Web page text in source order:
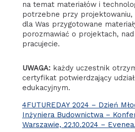
na temat materiałów i
potrzebne przy projektowaniu,
dla Was przygotowane
porozmawiać o projektach,
pracujecie.
UWAGA:każdy uczestnik
certyfikat potwierdzający
edukacyjnym.
4FUTUREDAY 2024 – Dzień
Inżyniera Budownictwa –
Warszawie, 22.10.2024 –